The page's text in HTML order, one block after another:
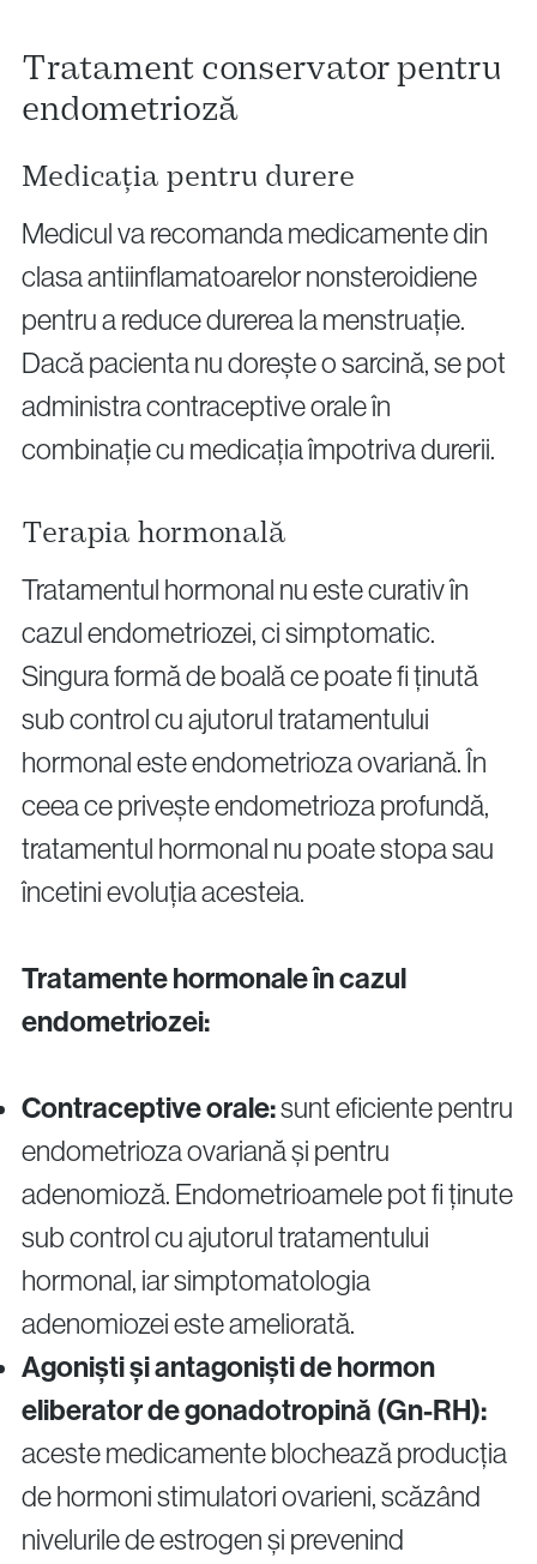
Tratament conservator pentru
endometrioză
Medicația pentru durere
Medicul va recomanda medicamente din
clasa antiinflamatoarelor nonsteroidiene
pentru a reduce durerea la menstruație.
Dacă pacienta nu dorește o sarcină, se pot
administra contraceptive orale în
combinație cu medicația împotriva durerii.
Terapia hormonală
Tratamentul hormonal nu este curativ în
cazul endometriozei, ci simptomatic.
Singura formă de boală ce poate fi ținută
sub control cu ajutorul tratamentului
hormonal este endometrioza ovariană. În
ceea ce privește endometrioza profundă,
tratamentul hormonal nu poate stopa sau
încetini evoluția acesteia.
Tratamente hormonale în cazul
endometriozei:
Contraceptive orale:sunt eficiente pentru
endometrioza ovariană și pentru
adenomioză. Endometrioamele pot fi ținute
sub control cu ajutorul tratamentului
hormonal, iar simptomatologia
adenomiozei este ameliorată.
Agoniști și antagoniști de hormon
eliberator de gonadotropină (Gn-RH):
aceste medicamente blochează producția
de hormoni stimulatori ovarieni, scăzând
nivelurile de estrogen și prevenind